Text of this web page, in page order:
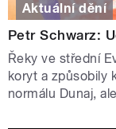
Aktuální dění
Petr Schwarz:
Řeky ve střední
koryt a způsobily
normálu Dunaj,